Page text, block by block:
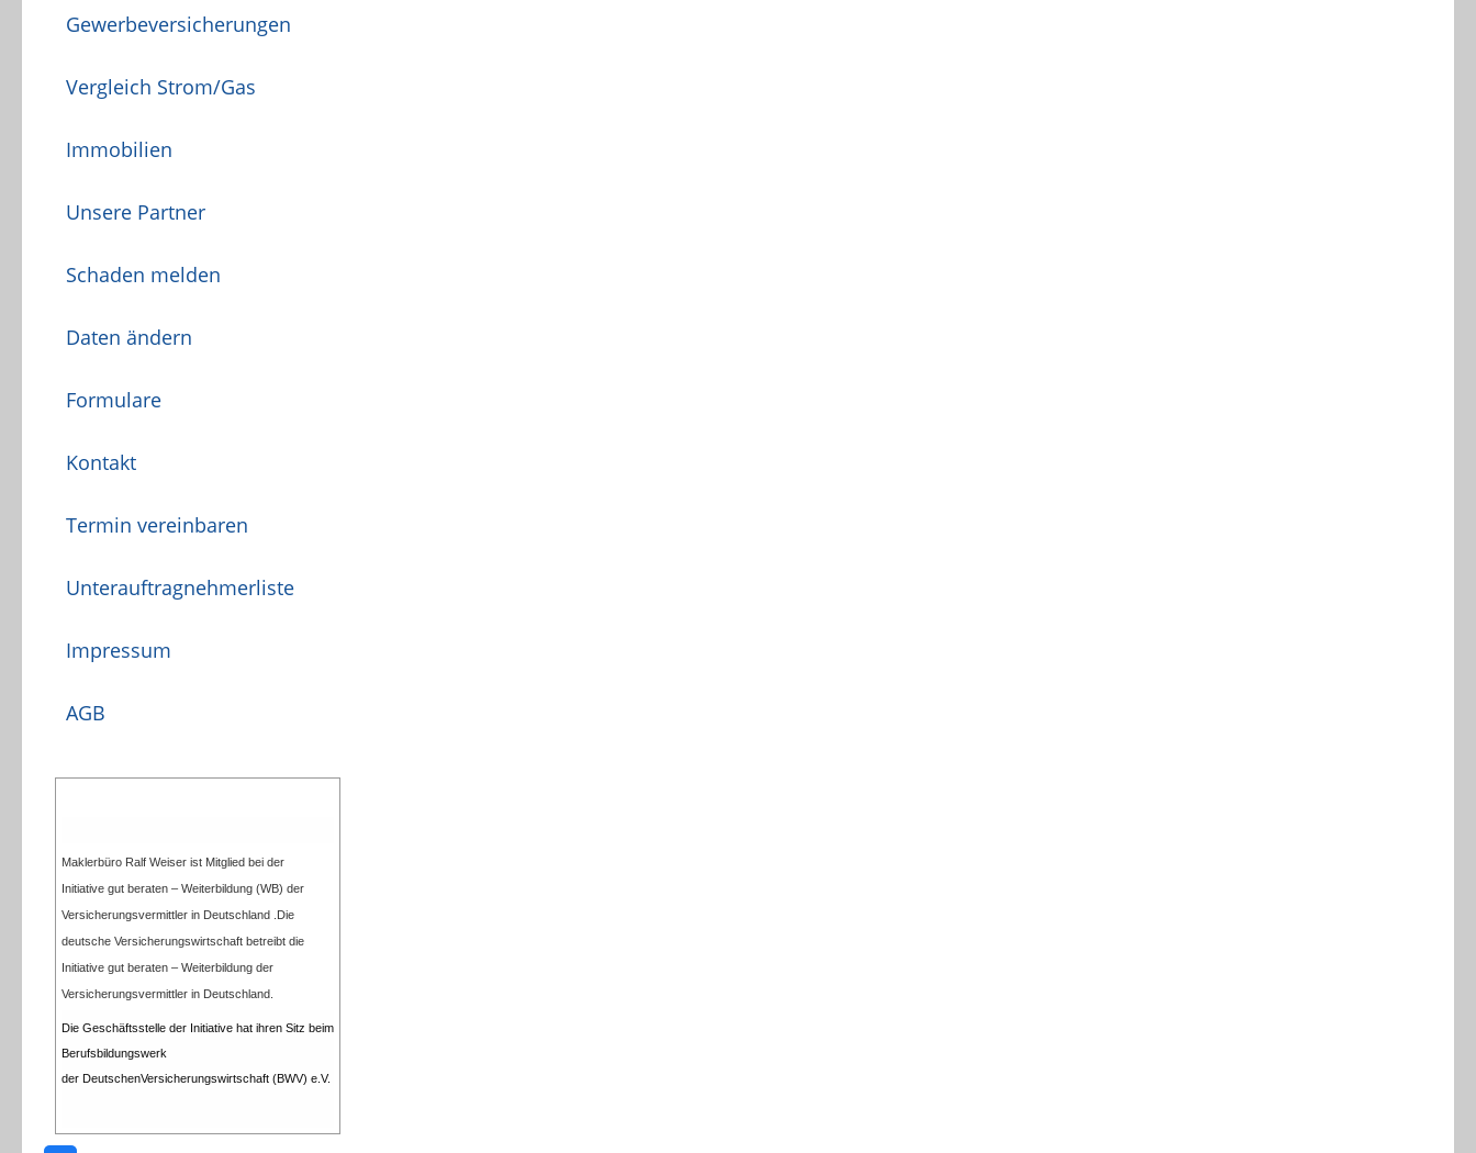
Gewerbeversicherungen
Vergleich Strom/Gas
Immobilien
Unsere Partner
Schaden melden
Daten ändern
Formulare
Kontakt
Termin vereinbaren
Unterauftragnehmerliste
Impressum
AGB
Maklerbüro Ralf Weiser ist Mitglied bei der
Initiative gut beraten – Weiterbildung (WB) der
Versicherungsvermittler in Deutschland .Die
deutsche Versicherungswirtschaft betreibt die
Initiative gut beraten – Weiterbildung der
Versicherungsvermittler in Deutschland.
Die Geschäftsstelle der Initiative hat ihren Sitz beim
Berufsbildungswerk
der DeutschenVersicherungswirtschaft (BWV) e.V.